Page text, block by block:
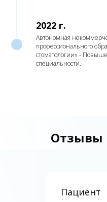
2022 г.
Автономная
профессионального
стоматологии» -
специальности.
Отзывы
Пациент